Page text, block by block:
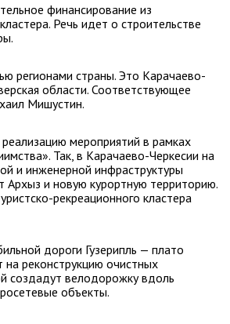
финансирование из
Речь идет о строительстве
регионами страны. Это Карачаево-
области. Соответствующее
Мишустин.
мероприятий в рамках
Так, в Карачаево-Черкесии на
и инженерной инфраструктуры
Архыз и новую курортную территорию.
рекреационного кластера
дороги Гузерипль — плато
на реконструкцию очистных
создадут велодорожку вдоль
объекты.